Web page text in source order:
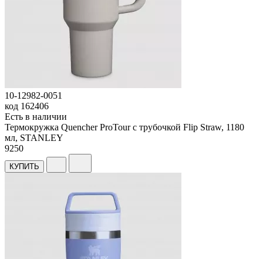
10-12982-0051
код 162406
Есть в наличии
Термокружка Quencher ProTour с трубочкой Flip Straw, 1180
мл, STANLEY
9250
КУПИТЬ